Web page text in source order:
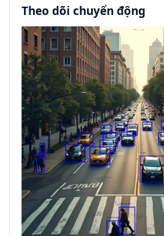
Theo dõi chuyển động